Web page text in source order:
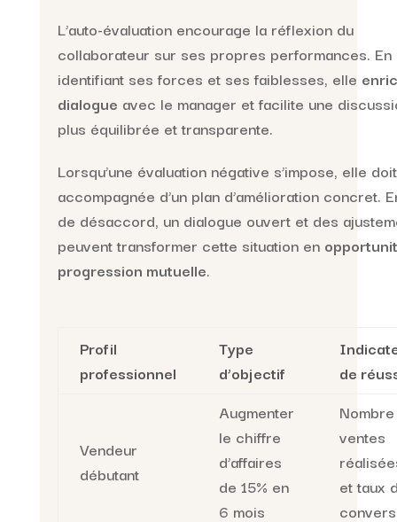
L’auto-évaluation encourage la réflexion du
collaborateur sur ses propres performances. En
identifiant ses forces et ses faiblesses, elle
dialogue avec le manager et facilite une
plus équilibrée et transparente.
Lorsqu’une évaluation négative s’impose, elle
accompagnée d’un plan d’amélioration concret.
de désaccord, un dialogue ouvert et des
peuvent transformer cette situation en
progression mutuelle.
Profil
professionnel
Type
d’objectif
de
Vendeur
débutant
Augmenter
le chiffre
d’affaires
de 15% en
6 mois
ventes
et taux